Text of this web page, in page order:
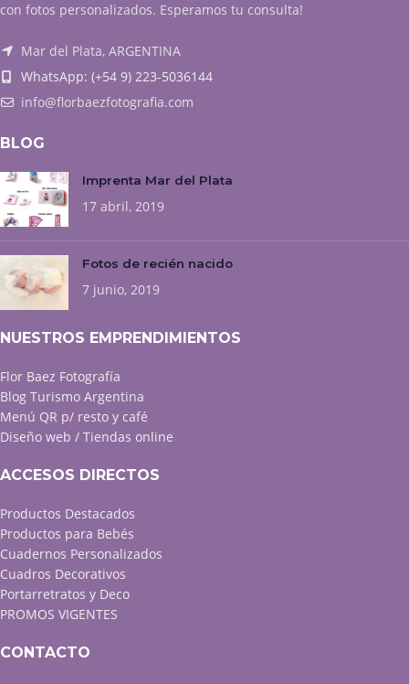
con fotos personalizados. Esperamos tu consulta!
Mar del Plata, ARGENTINA
WhatsApp: (+54 9) 223-5036144
info@florbaezfotografia.com
BLOG
Imprenta Mar del Plata
17 abril, 2019
Fotos de recién nacido
7 junio, 2019
NUESTROS EMPRENDIMIENTOS
Flor Baez Fotografía
Blog Turismo Argentina
Menú QR p/ resto y café
Diseño web / Tiendas online
ACCESOS DIRECTOS
Productos Destacados
Productos para Bebés
Cuadernos Personalizados
Cuadros Decorativos
Portarretratos y Deco
PROMOS VIGENTES
CONTACTO